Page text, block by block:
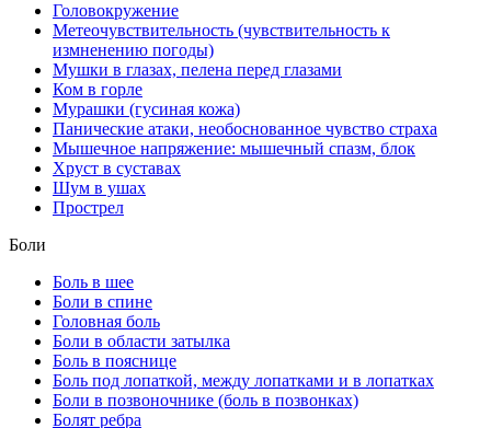
Головокружение
Метеочувствительность (чувствительность к
измненению погоды)
Мушки в глазах, пелена перед глазами
Ком в горле
Мурашки (гусиная кожа)
Панические атаки, необоснованное чувство страха
Мышечное напряжение: мышечный спазм, блок
Хруст в суставах
Шум в ушах
Прострел
Боли
Боль в шее
Боли в спине
Головная боль
Боли в области затылка
Боль в пояснице
Боль под лопаткой, между лопатками и в лопатках
Боли в позвоночнике (боль в позвонках)
Болят ребра